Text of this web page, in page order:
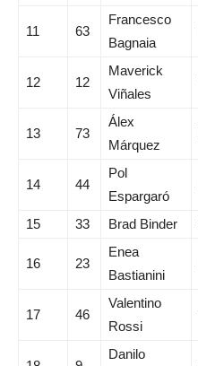
11 63
Francesco
Bagnaia
12 12
Maverick
Viñales
13 73
Álex
Márquez
14 44
Pol
Espargaró
15 33 Brad Binder
16 23
Enea
Bastianini
17 46
Valentino
Rossi
Danilo